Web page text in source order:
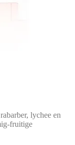
lychee en
fruitige